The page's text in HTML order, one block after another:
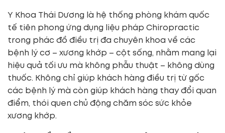
Y Khoa Thái Dương là hệ thống phòng khám quốc
tế tiên phong ứng dụng liệu pháp Chiropractic
trong phác đồ điều trị đa chuyên khoa về các
bệnh lý cơ – xương khớp – cột sống, nhằm mang lại
hiệu quả tối ưu mà không phẫu thuật – không dùng
thuốc. Không chỉ giúp khách hàng điều trị từ gốc
các bệnh lý mà còn giúp khách hàng thay đổi quan
điểm, thói quen chủ động chăm sóc sức khỏe
xương khớp.